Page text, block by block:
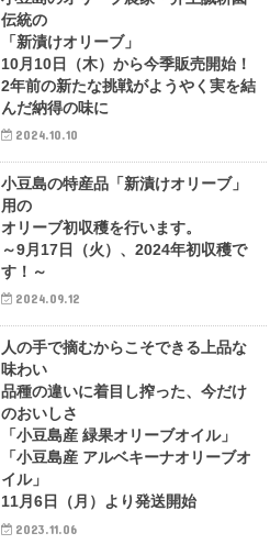
伝統の
「新漬けオリーブ」
10月10日（木）から今季販売開始！
2年前の新たな挑戦がようやく実を結
んだ納得の味に
2024.10.10
小豆島の特産品「新漬けオリーブ」
用の
オリーブ初収穫を行います。
～9月17日（火）、2024年初収穫で
す！～
2024.09.12
人の手で摘むからこそできる上品な
味わい
品種の違いに着目し搾った、今だけ
のおいしさ
「小豆島産 緑果オリーブオイル」
「小豆島産 アルベキーナオリーブオ
イル」
11月6日（月）より発送開始
2023.11.06